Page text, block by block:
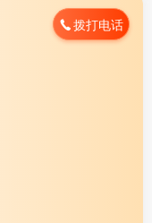
拨打电话